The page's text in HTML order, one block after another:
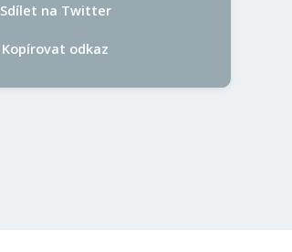
Sdílet na Twitter
Kopírovat odkaz